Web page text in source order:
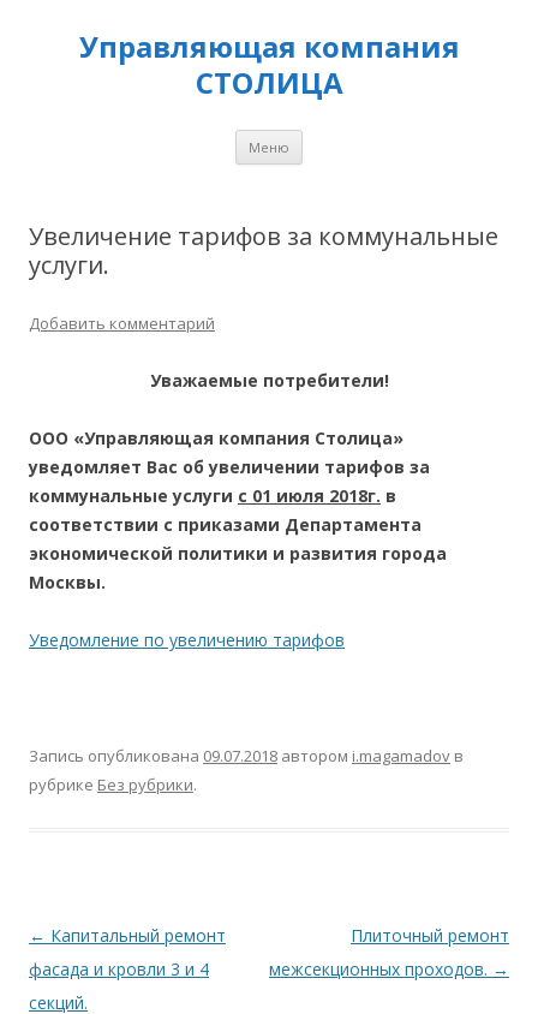
Управляющая компания
СТОЛИЦА
Меню
Увеличение тарифов за коммунальные
услуги.
Добавить комментарий
Уважаемые потребители!
ООО «Управляющая компания Столица»
уведомляет Вас об увеличении тарифов за
коммунальные услуги с 01 июля 2018г. в
соответствии с приказами Департамента
экономической политики и развития города
Москвы.
Уведомление по увеличению тарифов
Запись опубликована 09.07.2018 автором i.magamadov в
рубрике Без рубрики.
Навигация
по
записям
← Капитальный ремонт
фасада и кровли 3 и 4
секций.
Плиточный ремонт
межсекционных проходов. →